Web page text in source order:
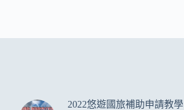
2022悠遊國旅補助申請教學